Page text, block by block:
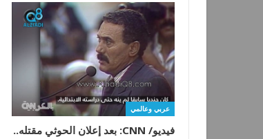
عربي وعالمي
فيديو/ CNN: بعد إعلان الحوثي مقتله..